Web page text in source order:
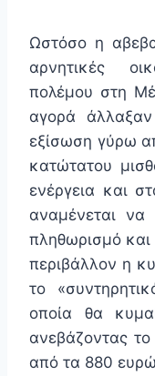
Ωστόσο η
αρνητικές
πολέμου στη
αγορά
εξίσωση γύρω
κατώτατου
ενέργεια και
αναμένεται
πληθωρισμό
περιβάλλον η
το
οποία θα
ανεβάζοντας
από τα 880